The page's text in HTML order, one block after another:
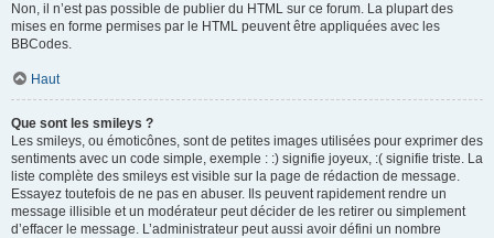
Non, il n’est pas possible de publier du HTML sur ce forum. La plupart des
mises en forme permises par le HTML peuvent être appliquées avec les
BBCodes.
Haut
Que sont les smileys ?
Les smileys, ou émoticônes, sont de petites images utilisées pour exprimer des
sentiments avec un code simple, exemple : :) signifie joyeux, :( signifie triste. La
liste complète des smileys est visible sur la page de rédaction de message.
Essayez toutefois de ne pas en abuser. Ils peuvent rapidement rendre un
message illisible et un modérateur peut décider de les retirer ou simplement
d’effacer le message. L’administrateur peut aussi avoir défini un nombre